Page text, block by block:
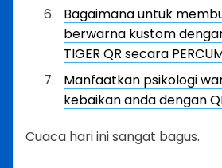
Bagaimana untuk
berwarna kustom
TIGER QR secara
Manfaatkan psikologi
kebaikan anda dengan
Cuaca hari ini sangat bagus.